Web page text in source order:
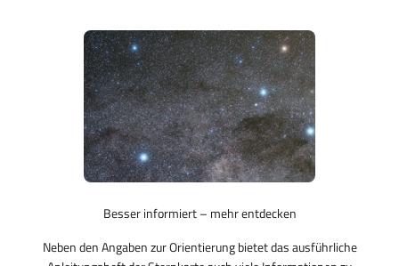
Besser informiert – mehr entdecken
Neben den Angaben zur Orientierung bietet das ausführliche